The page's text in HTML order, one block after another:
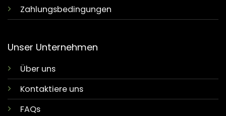
Zahlungsbedingungen
Unser Unternehmen
Über uns
Kontaktiere uns
FAQs